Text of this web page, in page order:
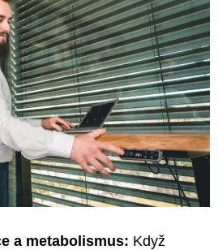
a metabolismus: Když